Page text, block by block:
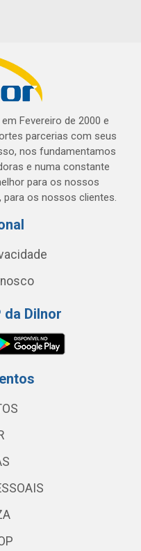
Fevereiro de 2000 e
parcerias com seus
nos fundamentamos
e numa constante
para os nossos
para os nossos clientes.
da Dilnor